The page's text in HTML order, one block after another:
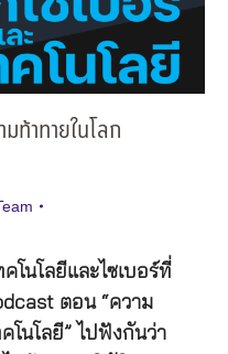
ท้าทายในโลก
โนโลยีและไซเบอร์ที่
ตอน “ความ
โนโลยี” ไปฟังกันว่า